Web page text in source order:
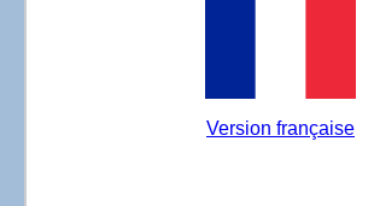
Version française